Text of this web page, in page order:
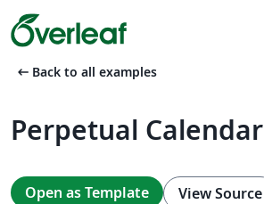
arrow_left_alt Back to all examples
Perpetual Calendar
Open as Template View Source